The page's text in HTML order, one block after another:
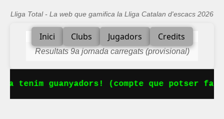
Lliga Total - La web que gamifica la Lliga Catalan d'escacs 2026
Inici Clubs Jugadors Credits
Resultats 9a jornada carregats (provisional)
tenim guanyadors! (compte que potser